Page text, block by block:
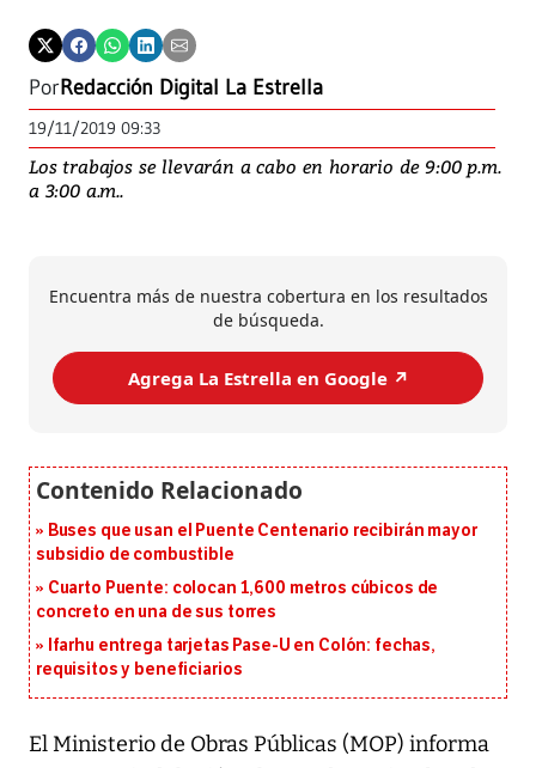
PorRedacción Digital La Estrella
19/11/2019 09:33
Los trabajos se llevarán a cabo en horario de 9:00 p.m.
a 3:00 a.m..
Encuentra más de nuestra cobertura en los resultados
de búsqueda.
Agrega La Estrella en Google ↗️
Buses que usan el Puente Centenario recibirán mayor
subsidio de combustible
Cuarto Puente: colocan 1,600 metros cúbicos de
concreto en una de sus torres
Ifarhu entrega tarjetas Pase-U en Colón: fechas,
requisitos y beneficiarios
El Ministerio de Obras Públicas (MOP) informa